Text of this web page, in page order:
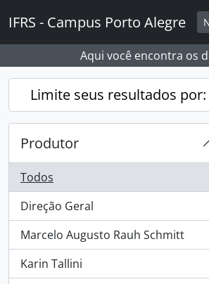
IFRS - Campus Porto Alegre
Aqui você encontra os
Limite seus resultados por:
Produtor
Todos
Direção Geral
, 8 resultados
Marcelo Augusto Rauh Schmitt
, 8 resultados
Karin Tallini
, 2 resultados